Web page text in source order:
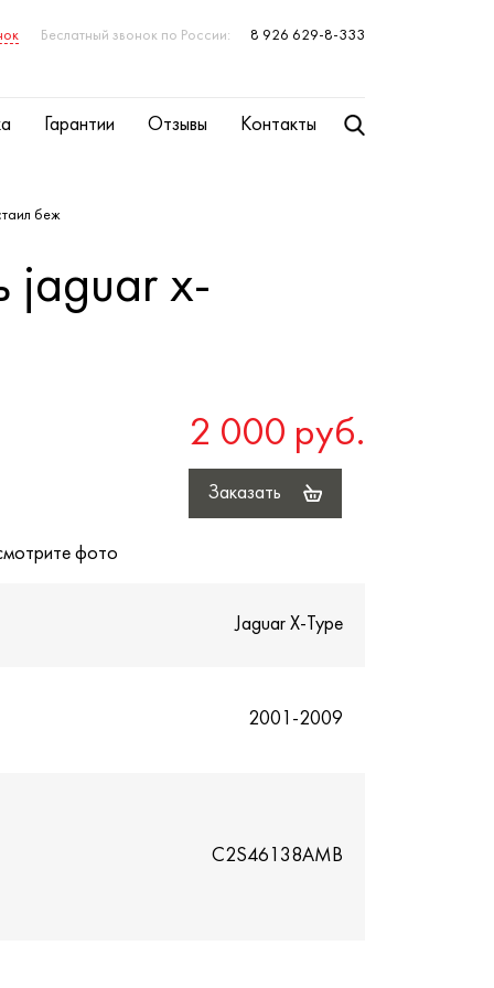
Гарантии Отзывы Контакты
Беслатный звонок по России: 8 926 629-8-333
беж
jaguar x-
2 000 руб.
Заказать
фото
Jaguar X-Type
2001-2009
C2S46138AMB